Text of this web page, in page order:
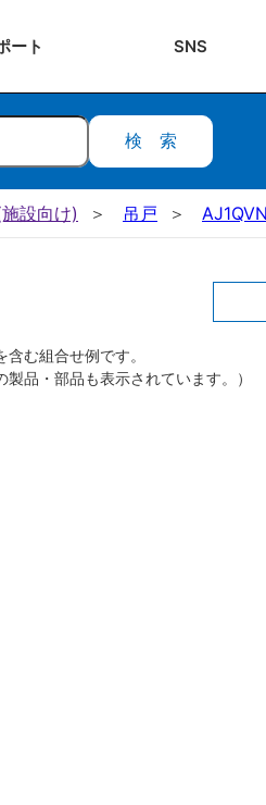
ート SNS
検索
設向け) 吊戸
む組合せ例です。
製品・部品も表示されています。）